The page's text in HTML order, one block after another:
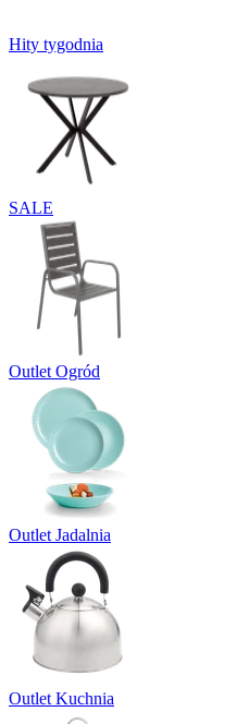
Hity tygodnia
SALE
Outlet Ogród
Outlet Jadalnia
Outlet Kuchnia